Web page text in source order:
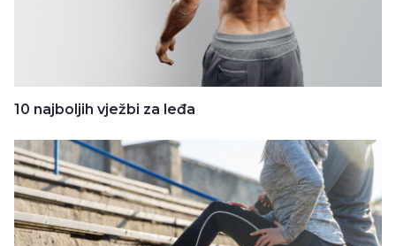
10 najboljih vježbi za leđa